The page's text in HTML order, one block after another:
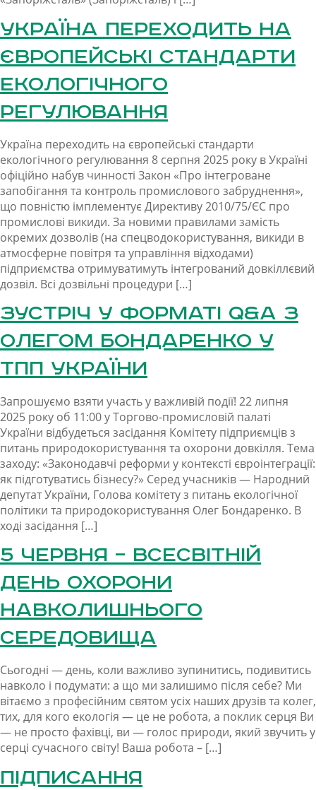
Україна переходить на
європейські стандарти
екологічного
регулювання
Україна переходить на європейські стандарти
екологічного регулювання 8 серпня 2025 року в Україні
офіційно набув чинності Закон «Про інтегроване
запобігання та контроль промислового забруднення»,
що повністю імплементує Директиву 2010/75/ЄС про
промислові викиди. За новими правилами замість
окремих дозволів (на спецводокористування, викиди в
атмосферне повітря та управління відходами)
підприємства отримуватимуть інтегрований довкіллєвий
дозвіл. Всі дозвільні процедури […]
Зустріч у форматі Q&A з
Олегом Бондаренко у
ТПП України
Запрошуємо взяти участь у важливій події! 22 липня
2025 року об 11:00 у Торгово-промисловій палаті
України відбудеться засідання Комітету підприємців з
питань природокористування та охорони довкілля. Тема
заходу: «Законодавчі реформи у контексті євроінтеграції:
як підготуватись бізнесу?» Серед учасників — Народний
депутат України, Голова комітету з питань екологічної
політики та природокористування Олег Бондаренко. В
ході засідання […]
5 червня – Всесвітній
день охорони
навколишнього
середовища
Сьогодні — день, коли важливо зупинитись, подивитись
навколо і подумати: а що ми залишимо після себе? Ми
вітаємо з професійним святом усіх наших друзів та колег,
тих, для кого екологія — це не робота, а поклик серця Ви
— не просто фахівці, ви — голос природи, який звучить у
серці сучасного світу! Ваша робота – […]
Підписання